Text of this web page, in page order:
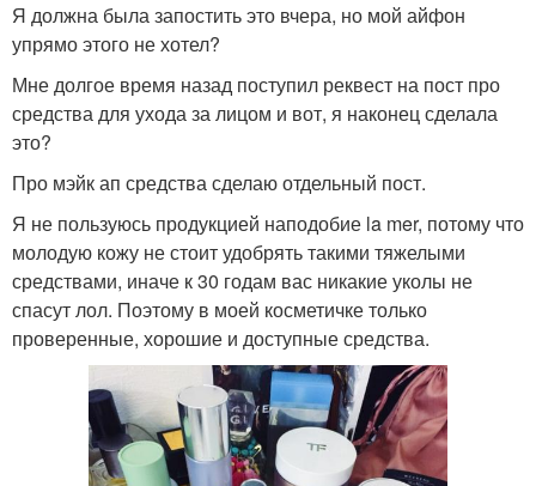
Я должна была запостить это вчера, но мой айфон
упрямо этого не хотел?
Мне долгое время назад поступил реквест на пост про
средства для ухода за лицом и вот, я наконец сделала
это?
Про мэйк ап средства сделаю отдельный пост.
Я не пользуюсь продукцией наподобие la mer, потому что
молодую кожу не стоит удобрять такими тяжелыми
средствами, иначе к 30 годам вас никакие уколы не
спасут лол. Поэтому в моей косметичке только
проверенные, хорошие и доступные средства.